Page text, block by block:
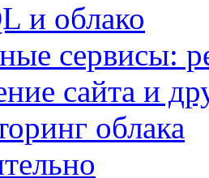
и облако
сервисы:
сайта и
облака